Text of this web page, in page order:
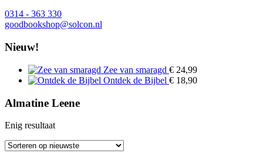
0314 - 363 330
goodbookshop@solcon.nl
Nieuw!
Zee van smaragd € 24,99
Ontdek de Bijbel € 18,90
Almatine Leene
Enig resultaat